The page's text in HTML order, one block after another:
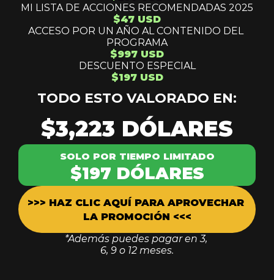
MI LISTA DE ACCIONES RECOMENDADAS 2025
$47 USD
ACCESO POR UN AÑO AL CONTENIDO DEL
PROGRAMA
$997 USD
DESCUENTO ESPECIAL
$197 USD
TODO ESTO VALORADO EN:
$3,223 DÓLARES
SOLO POR TIEMPO LIMITADO
$197 DÓLARES
>>> HAZ CLIC AQUÍ PARA APROVECHAR
LA PROMOCIÓN <<<
*Además puedes pagar en 3,
6, 9 o 12 meses.